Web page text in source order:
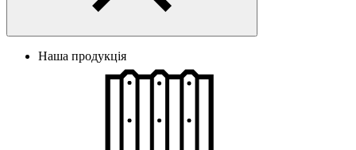
Наша продукція